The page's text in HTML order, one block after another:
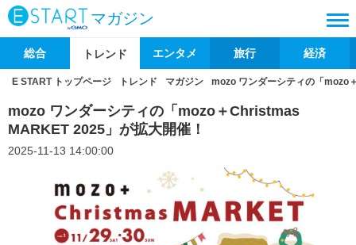
マガジン
総合 トレンド エンタメ 旅行 経済
E START トップページ トレンド マガジン mozo ワンダーシティの「mozo
mozo ワンダーシティの「mozo＋Christmas
MARKET 2025」が拡大開催！
2025-11-13 14:00:00